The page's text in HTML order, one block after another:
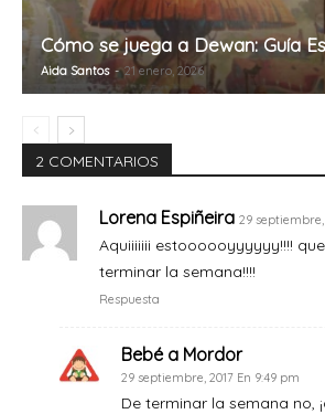
Cómo se juega a Dewan: Guía
Aida Santos - 21 enero, 2026
2 COMENTARIOS
Lorena Espiñeira 29 septiembre,
Aquiiiiiii estoooooyyyyyy!!!!
terminar la semana!!!!
Respuesta
Bebé a Mordor
29 septiembre, 2017 En 9:49 pm
De terminar la semana no,